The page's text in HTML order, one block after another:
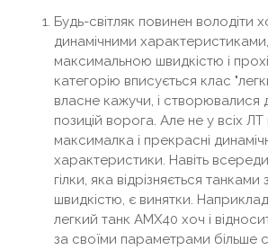
Будь-світляк повинен володіти
динамічними
максимальною швидкістю і
категорію вписується клас
власне кажучи, і створювалися
позицій ворога. Але не у всіх
максималка і прекрасні
характеристики. Навіть
гілки, яка відрізняється
швидкістю, є винятки.
легкий танк AMX40 хоч і
за своїми параметрами більше